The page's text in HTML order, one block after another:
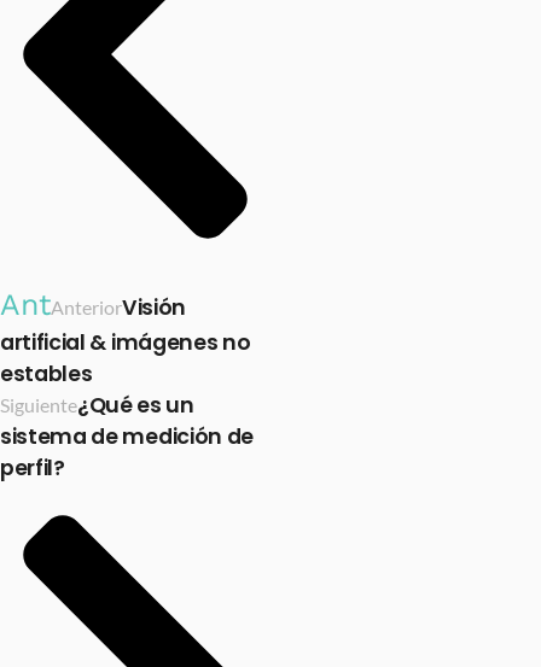
AntAnteriorVisión
artificial & imágenes no
estables
Siguiente¿Qué es un
sistema de medición de
perfil?